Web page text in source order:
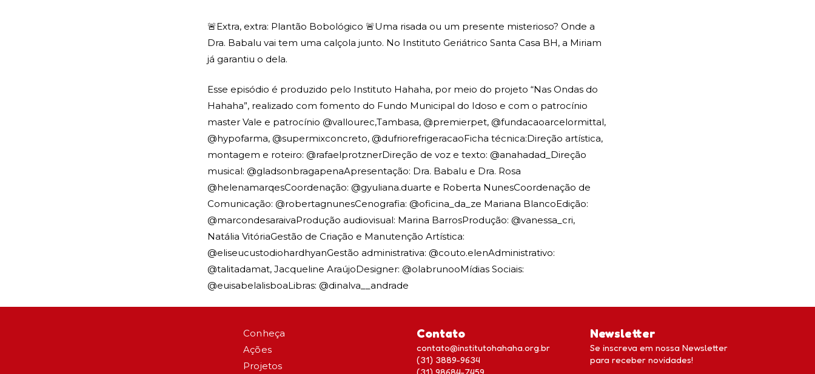
🚨Extra, extra: Plantão Bobológico 🚨Uma risada ou um presente misterioso? Onde a
Dra. Babalu vai tem uma calçola junto. No Instituto Geriátrico Santa Casa BH, a Miriam
já garantiu o dela.
Esse episódio é produzido pelo Instituto Hahaha, por meio do projeto “Nas Ondas do
Hahaha”, realizado com fomento do Fundo Municipal do Idoso e com o patrocínio
master Vale e patrocínio ⁠@vallourec⁠,Tambasa, ⁠@premierpet⁠, ⁠@fundacaoarcelormittal⁠,
⁠@hypofarma⁠, ⁠@supermixconcreto⁠, ⁠@dufriorefrigeracao⁠⁠Ficha técnica:Direção artística,
montagem e roteiro: ⁠⁠⁠⁠@rafaelprotzner⁠⁠⁠⁠Direção de voz e texto: ⁠⁠⁠⁠@anahadad_⁠⁠⁠⁠Direção
musical: ⁠⁠⁠⁠@gladsonbragapena⁠⁠⁠⁠Apresentação: Dra. Babalu e Dra. Rosa
⁠⁠⁠⁠@helenamarqes⁠⁠⁠⁠⁠Coordenação: ⁠⁠⁠⁠@gyuliana.duarte⁠⁠⁠⁠ e Roberta NunesCoordenação de
Comunicação: ⁠⁠⁠⁠@robertagnunes⁠⁠⁠⁠Cenografia: ⁠⁠⁠⁠@oficina_da_ze⁠⁠⁠⁠ Mariana BlancoEdição:
⁠⁠⁠⁠@marcondesaraiva⁠⁠⁠⁠Produção audiovisual: Marina BarrosProdução: ⁠⁠⁠⁠@vanessa_cri⁠⁠⁠⁠,
Natália VitóriaGestão de Criação e Manutenção Artística:
⁠⁠⁠⁠@eliseucustodiohardhyan⁠⁠⁠⁠Gestão administrativa: ⁠⁠⁠⁠@couto.elen⁠⁠⁠⁠Administrativo:
⁠⁠⁠⁠@talitadamat⁠⁠⁠⁠, Jacqueline AraújoDesigner: ⁠⁠⁠⁠@olabrunoo⁠⁠⁠⁠Mídias Sociais:
⁠⁠⁠⁠@euisabelalisboa⁠⁠⁠⁠Libras: ⁠⁠⁠⁠@dinalva__andrade⁠⁠⁠
Conheça
Ações
Projetos
Contato
contato@institutohahaha.org.br
(31) 3889-9634
Newsletter
Se inscreva em nossa Newsletter
para receber novidades!